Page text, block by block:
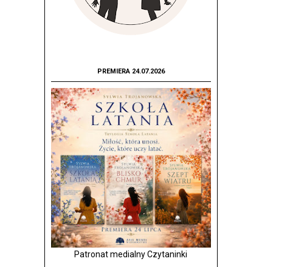
PREMIERA 24.07.2026
Patronat medialny Czytaninki